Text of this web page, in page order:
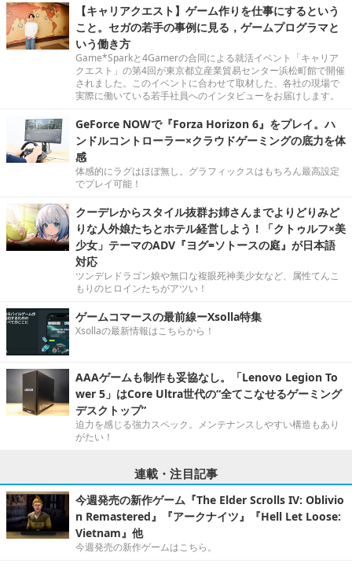
【キャリアクエスト】ゲーム作りを仕事にするという
こと。セガの若手の事例に見る，ゲームプログラマと
いう働き方
Game*Sparkと4Gamerの合同による就活イベント「キャリア
クエスト」の第4回が東京都立産業貿易センター浜松町館で開催
されました。このイベントに合わせて取材した、各社の現場で
実際に働いている若手社員へのインタビューをお届けします。
GeForce NOWで『Forza Horizon 6』をプレイ。ハ
ンドルコントローラー×クラウドゲーミングの底力を体
感
体感的にラグはほぼ無し。グラフィックスはもちろん最高設定
でプレイ可能！
クーデレからスタイル抜群お姉さんまでよりどりみど
りな人外娘たちとホテル経営しよう！「クトゥルフ×美
少女」テーマのADV『ヨグ=ソトースの庭』が日本語
対応
ツンデレドラゴン娘や無口な複眼死神美少女など、属性てんこ
もりのヒロインたちがアツい！
ゲームコマースの最前線ーXsolla特集
Xsollaの最新情報はこちらから！
AAAゲームも制作も妥協なし。「Lenovo Legion To
wer 5」はCore Ultra世代の“全てこなせるゲーミング
デスクトップ”
迫力を感じる強力スペック。メンテナンスしやすい構造もあり
がたい！
連載・注目記事
今週発売の新作ゲーム『The Elder Scrolls IV: Oblivio
n Remastered』『アークナイツ』『Hell Let Loose:
Vietnam』他
今週発売の新作ゲームはこちら。